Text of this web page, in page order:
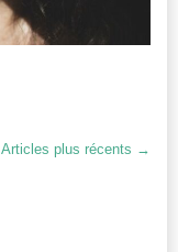
Articles plus récents →